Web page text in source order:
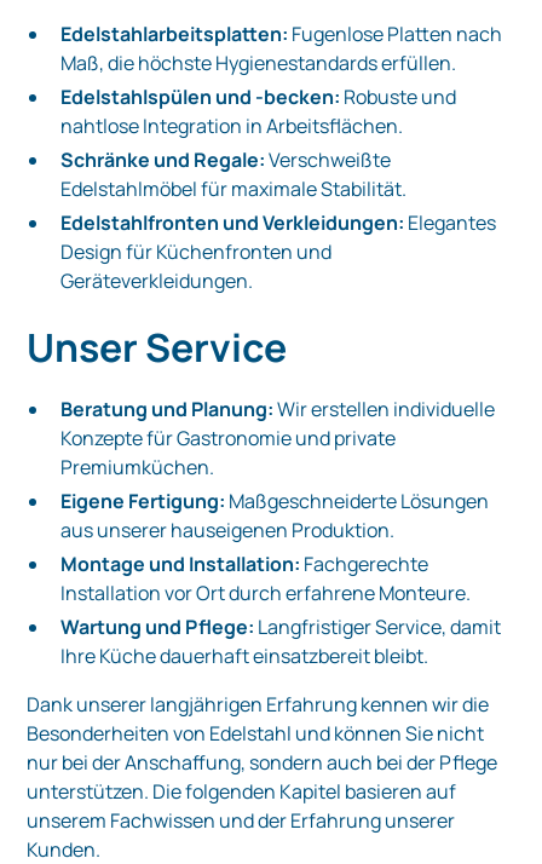
Edelstahlarbeitsplatten: Fugenlose Platten nach
Maß, die höchste Hygienestandards erfüllen.
Edelstahlspülen und -becken: Robuste und
nahtlose Integration in Arbeitsflächen.
Schränke und Regale:Verschweißte
Edelstahlmöbel für maximale Stabilität.
Edelstahlfronten und Verkleidungen: Elegantes
Design für Küchenfronten und
Geräteverkleidungen.
Unser Service
Beratung und Planung:Wir erstellen individuelle
Konzepte für Gastronomie und private
Premiumküchen.
Eigene Fertigung: Maßgeschneiderte Lösungen
aus unserer hauseigenen Produktion.
Montage und Installation: Fachgerechte
Installation vor Ort durch erfahrene Monteure.
Wartung und Pflege: Langfristiger Service, damit
Ihre Küche dauerhaft einsatzbereit bleibt.
Dank unserer langjährigen Erfahrung kennen wir die
Besonderheiten von Edelstahl und können Sie nicht
nur bei der Anschaffung, sondern auch bei der Pflege
unterstützen. Die folgenden Kapitel basieren auf
unserem Fachwissen und der Erfahrung unserer
Kunden.